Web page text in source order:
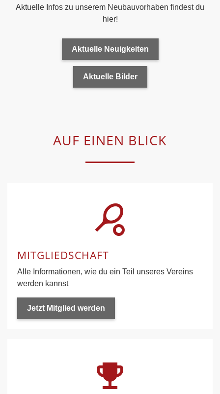
Aktuelle Infos zu unserem Neubauvorhaben findest du
hier!
Aktuelle Neuigkeiten
Aktuelle Bilder
AUF EINEN BLICK
sports_tennis
MITGLIEDSCHAFT
Alle Informationen, wie du ein Teil unseres Vereins
werden kannst
Jetzt Mitglied werden
emoji_events